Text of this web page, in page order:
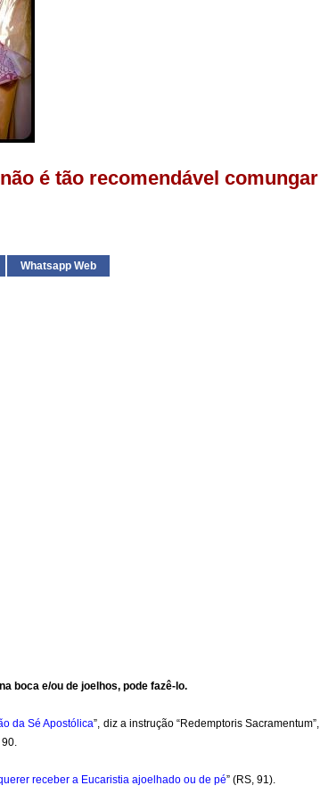
é tão recomendável comungar
Whatsapp Web
boca e/ou de joelhos, pode fazê-lo.
da Sé Apostólica”, diz a instrução “Redemptoris Sacramentum”,
receber a Eucaristia ajoelhado ou de pé” (RS, 91).